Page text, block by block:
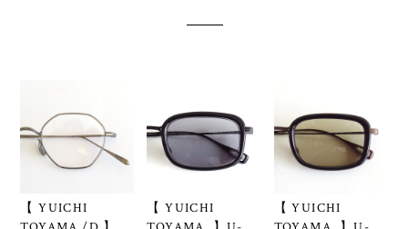
【 YUICHI
【 YUICHI
【 YUICHI